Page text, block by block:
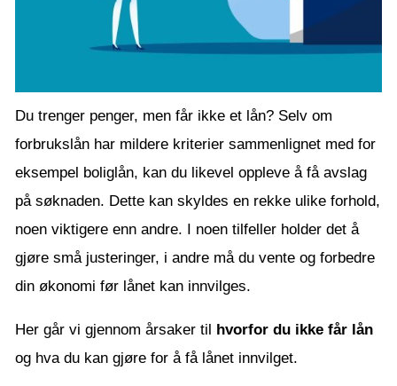
Du trenger penger, men får ikke et lån? Selv om
forbrukslån har mildere kriterier sammenlignet med for
eksempel boliglån, kan du likevel oppleve å få avslag
på søknaden. Dette kan skyldes en rekke ulike forhold,
noen viktigere enn andre. I noen tilfeller holder det å
gjøre små justeringer, i andre må du vente og forbedre
din økonomi før lånet kan innvilges.
Her går vi gjennom årsaker til
hvorfor du ikke får lån
og hva du kan gjøre for å få lånet innvilget.